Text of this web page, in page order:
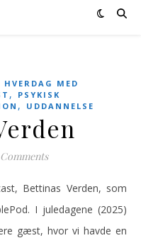
HVERDAG MED
,
PSYKISK
, UDDANNELSE
I juledagene (2025)
gæst, hvor vi havde en